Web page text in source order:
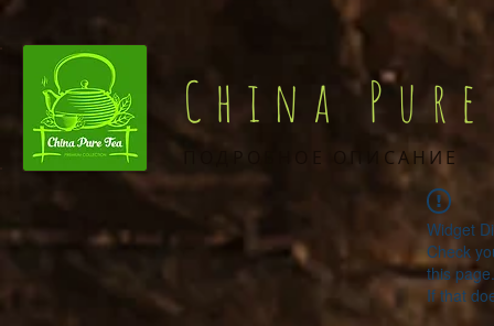
Widget
Check
this page.
If that
China
ПОДРОБНОЕ ОПИСАНИЕ